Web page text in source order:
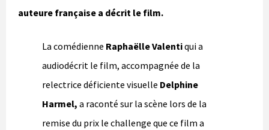
auteure française a décrit le film.
La comédienne Raphaëlle Valentiqui a
audiodécrit le film, accompagnée de la
relectrice déficiente visuelle Delphine
Harmel, a raconté sur la scène lors de la
remise du prix le challenge que ce film a